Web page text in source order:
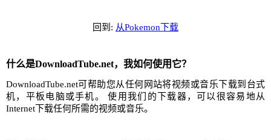
回到: 从Pokemon下载
什么是DownloadTube.net，我如何使用它？
DownloadTube.net可帮助您从任何网站将视频或音乐下载到台式
机，平板电脑或手机。 使用我们的下载器，可以很容易地从
Internet下载任何所需的视频或音乐。